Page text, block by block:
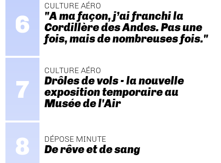
CULTURE AÉRO
"A ma façon, j’ai franchi la
Cordillère des Andes. Pas une
fois, mais de nombreuses fois."
CULTURE AÉRO
Drôles de vols - la nouvelle
exposition temporaire au
Musée de l'Air
DÉPOSE MINUTE
De rêve et de sang